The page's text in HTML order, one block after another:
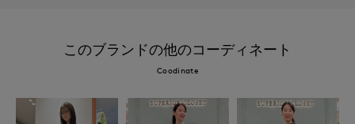
このブランドの他のコーディネート
Coodinate